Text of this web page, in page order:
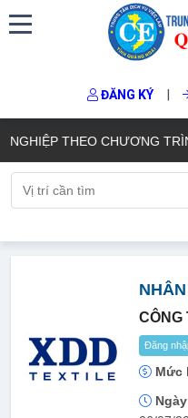
ĐĂNG KÝ |
THEO CHƯƠNG TRÌNH
CÔNG
Đăng
Mức